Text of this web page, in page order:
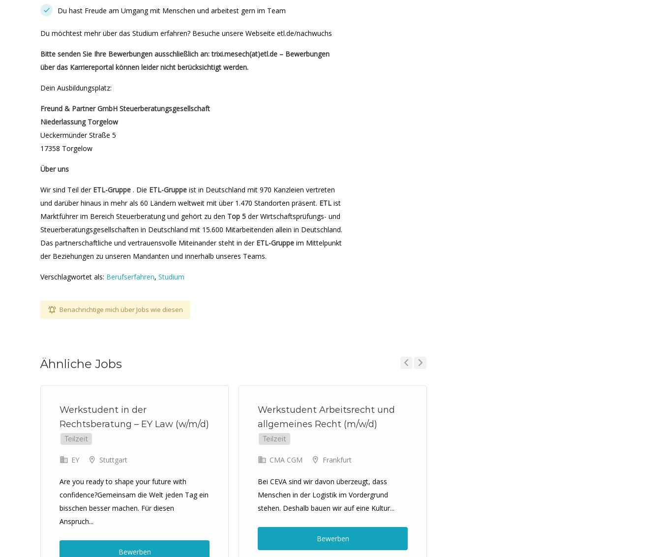
Du hast Freude am Umgang mit Menschen und arbeitest gern im Team
Du möchtest mehr über das Studium erfahren? Besuche unsere Webseite etl.de/nachwuchs
Bitte senden Sie Ihre Bewerbungen ausschließlich an: trixi.mesech(at)etl.de – Bewerbungen
über das Karriereportal können leider nicht berücksichtigt werden.
Dein Ausbildungsplatz:
Freund & Partner GmbH Steuerberatungsgesellschaft
Niederlassung Torgelow
Ueckermünder Straße 5
17358 Torgelow
Über uns
Wir sind Teil der ETL-Gruppe . Die ETL-Gruppe ist in Deutschland mit 970 Kanzleien vertreten
und darüber hinaus in mehr als 60 Ländern weltweit mit über 1.470 Standorten präsent. ETL ist
Marktführer im Bereich Steuerberatung und gehört zu den Top 5 der Wirtschaftsprüfungs- und
Steuerberatungsgesellschaften in Deutschland mit 15.600 Mitarbeitenden allein in Deutschland.
Das partnerschaftliche und vertrauensvolle Miteinander steht in der ETL-Gruppe im Mittelpunkt
der Beziehungen zu unseren Mandanten und innerhalb unseres Teams.
Verschlagwortet als: Berufserfahren, Studium
Benachrichtige mich über Jobs wie diesen
Ähnliche Jobs
Werkstudent in der
Rechtsberatung – EY Law (w/m/d)
Teilzeit
EY Stuttgart
Are you ready to shape your future with
confidence?Gemeinsam die Welt jeden Tag ein
bisschen besser machen. Für diesen
Anspruch...
Bewerben
Werkstudent Arbeitsrecht und
allgemeines Recht (m/w/d)
Teilzeit
CMA CGM Frankfurt
Bei CEVA sind wir davon überzeugt, dass
Menschen in der Logistik im Vordergrund
stehen. Deshalb bauen wir auf eine Kultur...
Bewerben